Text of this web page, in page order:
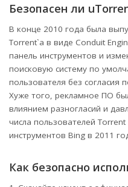
Безопасен ли
В конце 2010 года была
Torrent`а в виде Conduit
панель инструментов и
поисковую систему по
пользователя без согласия
Хуже того, рекламное ПО
влиянием разногласий и
числа пользователей
инструментов Bing в 2011
Как безопасно